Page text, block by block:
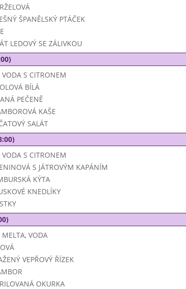
ŠPANĚLSKÝ PTÁČEK
LEDOVÝ SE ZÁLIVKOU
VODA S CITRONEM
BÍLÁ
PEČENĚ
KAŠE
SALÁT
VODA S CITRONEM
S JÁTROVÝM KAPÁNÍM
KÝTA
KNEDLÍKY
MELTA, VODA
VEPŘOVÝ ŘÍZEK
OKURKA